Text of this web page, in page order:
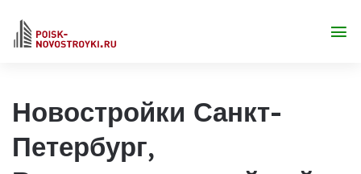
Новостройки Санкт-
Петербург,